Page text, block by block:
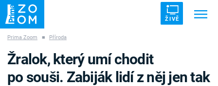
ŽIVĚ
ZÁHADY VETŘELCI DÁVNOVĚKU
Prima Zoom ■ Příroda
Žralok, který umí chodit
po souši. Zabiják lidí z něj jen tak